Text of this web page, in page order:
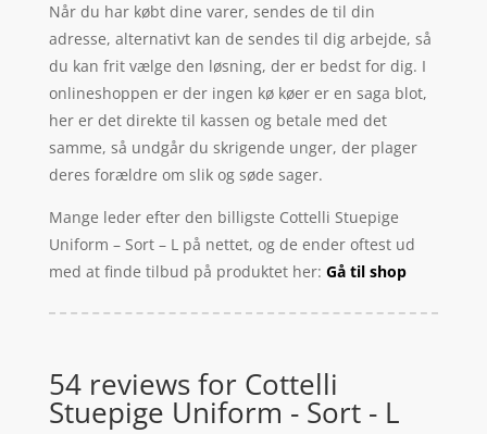
Når du har købt dine varer, sendes de til din
adresse, alternativt kan de sendes til dig arbejde, så
du kan frit vælge den løsning, der er bedst for dig. I
onlineshoppen er der ingen kø køer er en saga blot,
her er det direkte til kassen og betale med det
samme, så undgår du skrigende unger, der plager
deres forældre om slik og søde sager.
Mange leder efter den billigste Cottelli Stuepige
Uniform – Sort – L på nettet, og de ender oftest ud
med at finde tilbud på produktet her: Gå til shop
54 reviews for Cottelli
Stuepige Uniform - Sort - L